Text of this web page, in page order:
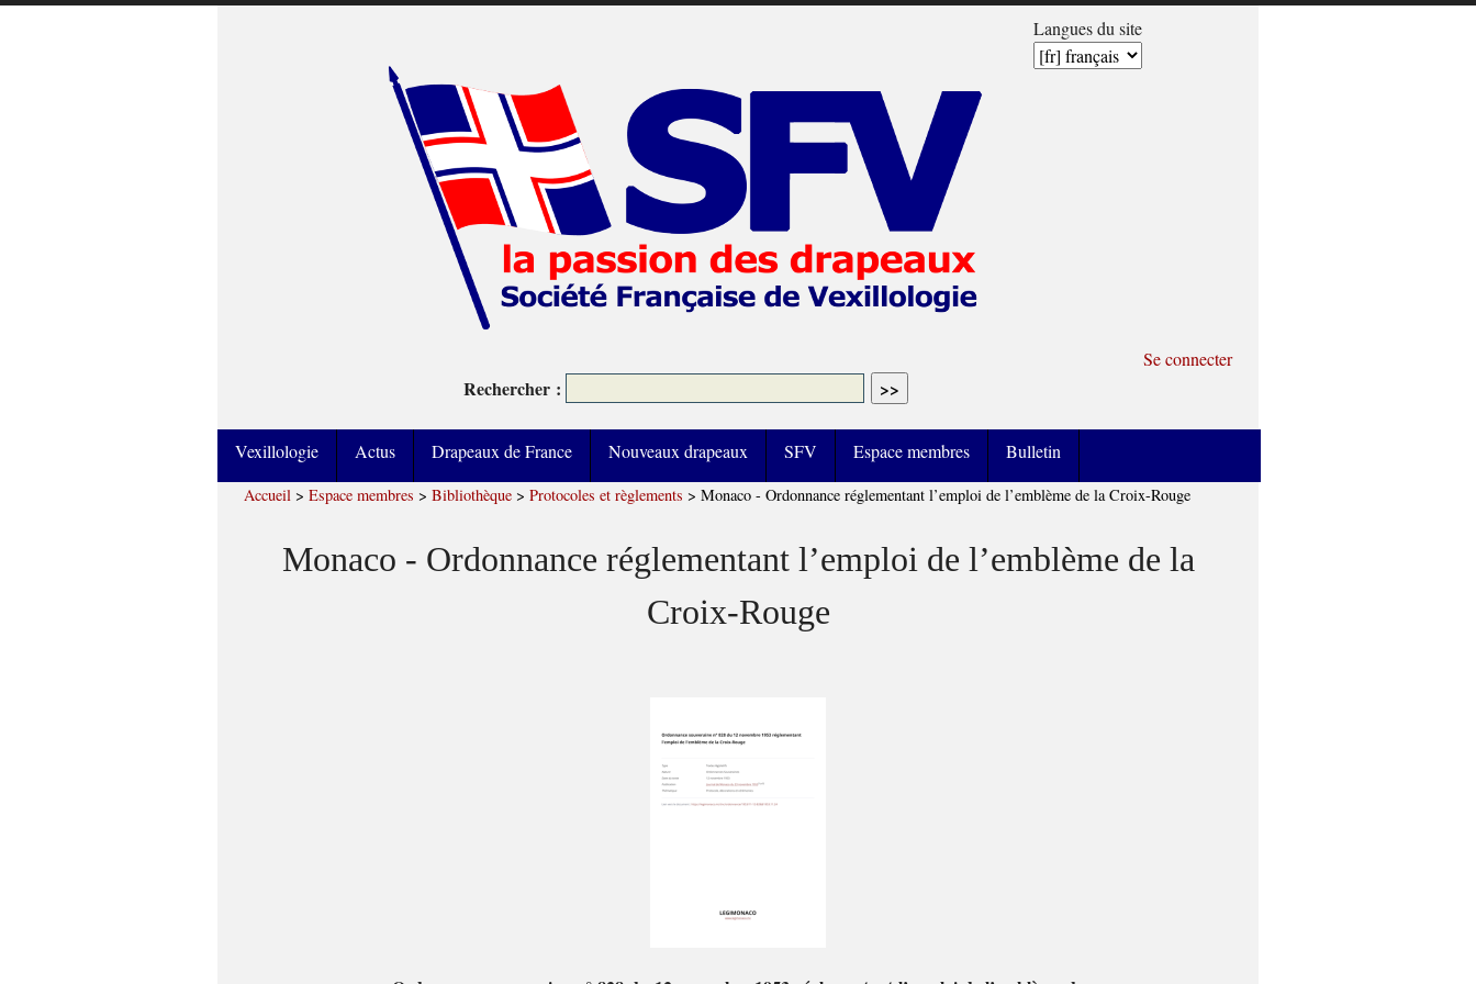
Se connecter
Langues du site
Rechercher :
Vexillologie Actus Drapeaux de France Nouveaux drapeaux SFV Espace membres Bulletin
Accueil > Espace membres > Bibliothèque > Protocoles et règlements > Monaco - Ordonnance réglementant l’emploi de l’emblème de la Croix-Rouge
Monaco - Ordonnance réglementant l’emploi de l’emblème de la
Croix-Rouge